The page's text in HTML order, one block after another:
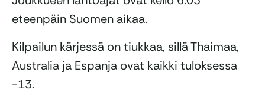
eteenpäin Suomen aikaa.
Kilpailun kärjessä on tiukkaa, sillä Thaimaa,
Australia ja Espanja ovat kaikki tuloksessa
-13.